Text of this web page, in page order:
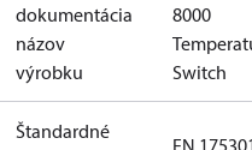
dokumentácia
názov
výrobku
8000
Switch
Štandardné
EN